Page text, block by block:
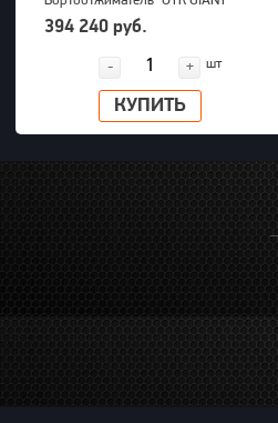
(39-63") для 5-ти составных
394 240 руб.
- + шт
КУПИТЬ